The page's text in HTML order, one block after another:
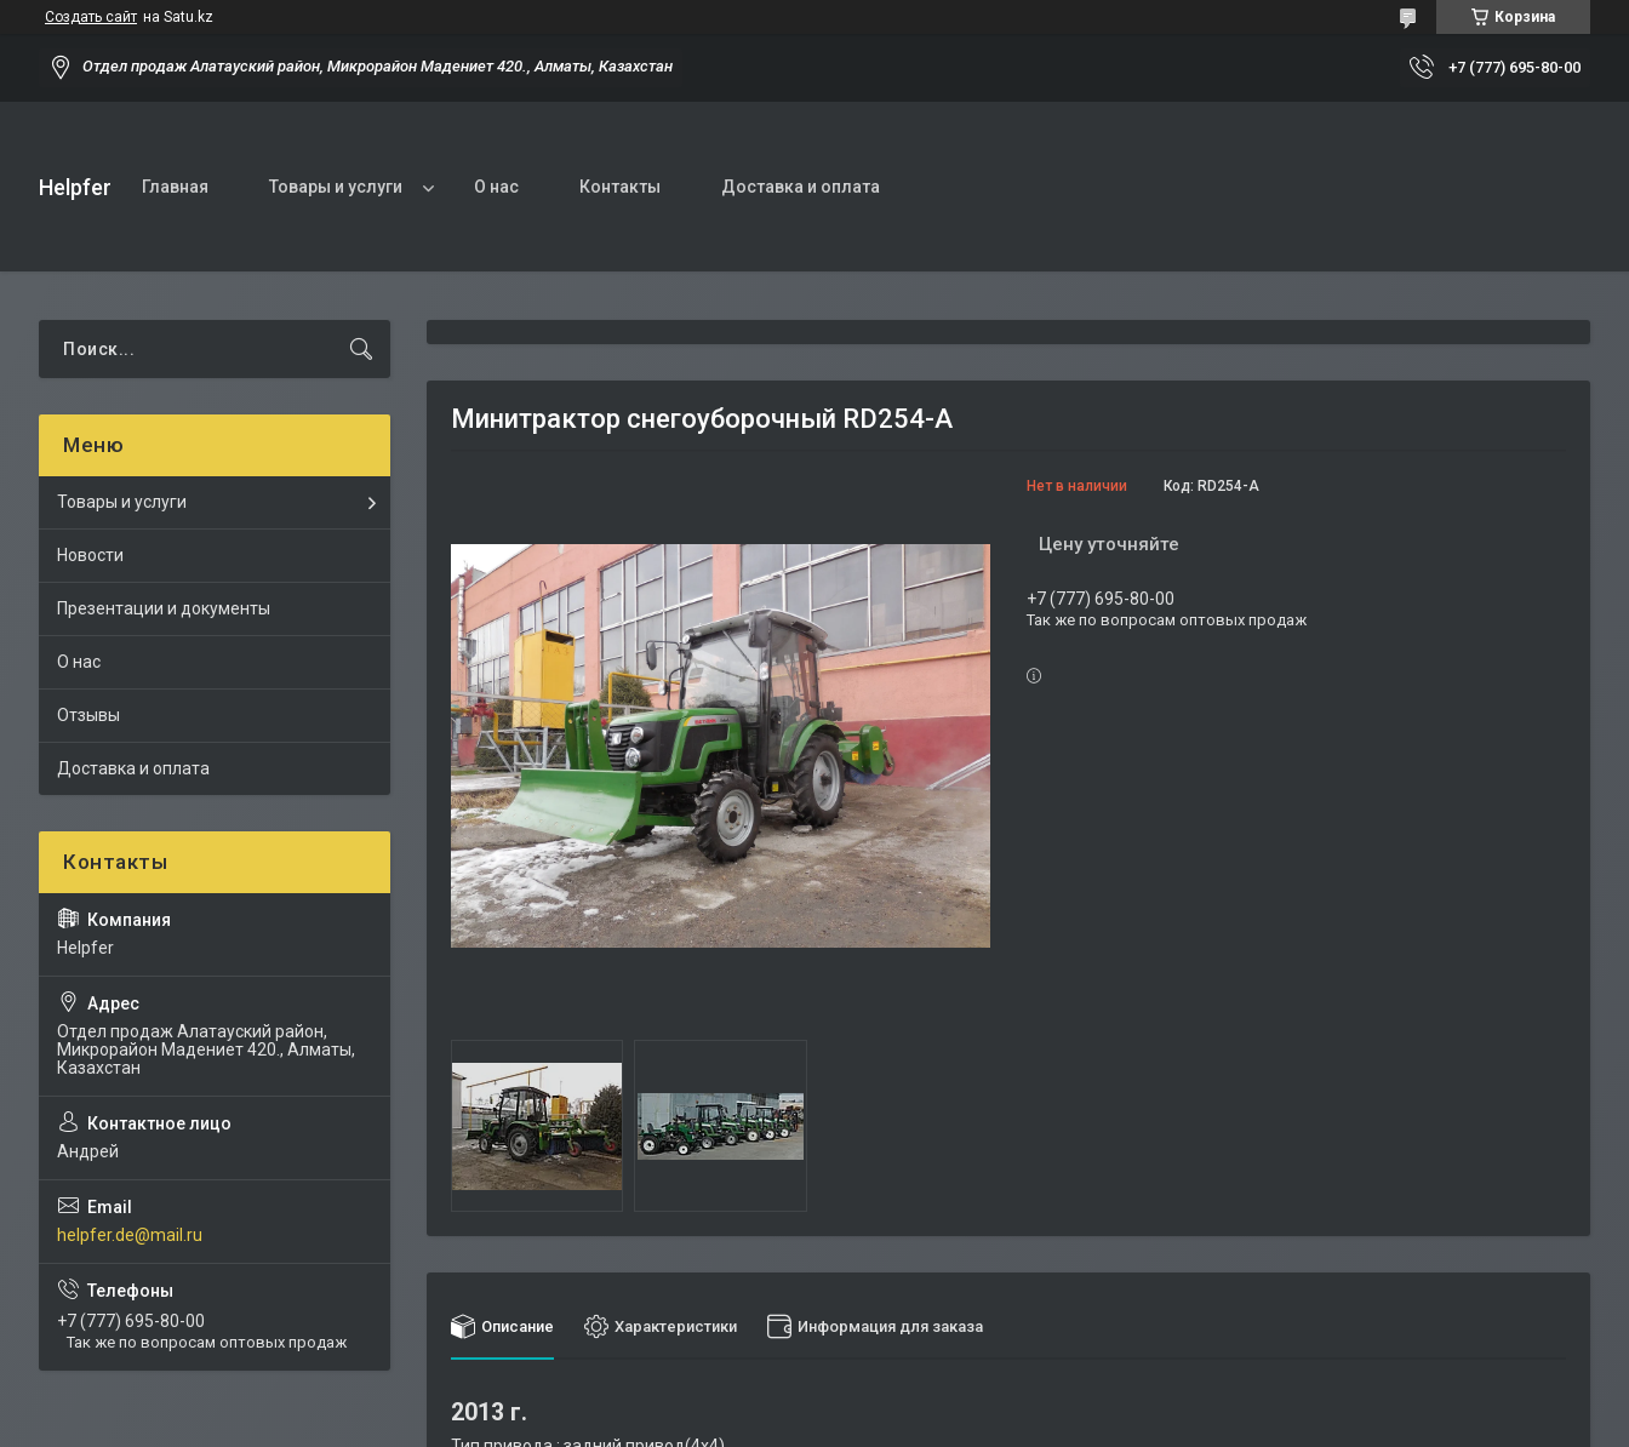
Создать сайт на Satu.kz Корзина
Отдел продаж Алатауский район, Микрорайон Мадениет 420., Алматы, Казахстан +7 (777) 695-80-00
Helpfer Главная Товары и услуги О нас Контакты Доставка и оплата
Минитрактор снегоуборочный RD254-А
Нет в наличии Код: RD254-А
Цену уточняйте
+7 (777) 695-80-00
Так же по вопросам оптовых продаж
Описание Характеристики Информация для заказа
2013 г.
Товары и услуги
Новости
Презентации и документы
О нас
Отзывы
Доставка и оплата
Helpfer
Отдел продаж Алатауский район,
Микрорайон Мадениет 420., Алматы,
Казахстан
Андрей
helpfer.de@mail.ru
+7 (777) 695-80-00
Так же по вопросам оптовых продаж